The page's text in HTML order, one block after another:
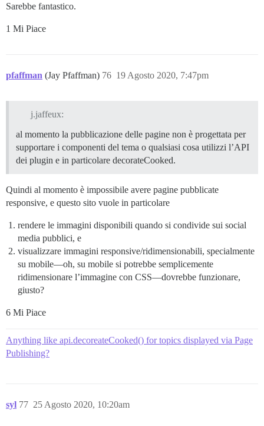
Sarebbe fantastico.
1 Mi Piace
pfaffman (Jay Pfaffman) 19 Agosto 2020, 7:47pm
76
j.jaffeux:
al momento la pubblicazione delle pagine non è progettata per
supportare i componenti del tema o qualsiasi cosa utilizzi l’API
dei plugin e in particolare decorateCooked.
Quindi al momento è impossibile avere pagine pubblicate
responsive, e questo sito vuole in particolare
rendere le immagini disponibili quando si condivide sui social
media pubblici, e
visualizzare immagini responsive/ridimensionabili, specialmente
su mobile—oh, su mobile si potrebbe semplicemente
ridimensionare l’immagine con CSS—dovrebbe funzionare,
giusto?
6 Mi Piace
Anything like api.decoreateCooked() for topics displayed via Page
Publishing?
syl 25 Agosto 2020, 10:20am
77